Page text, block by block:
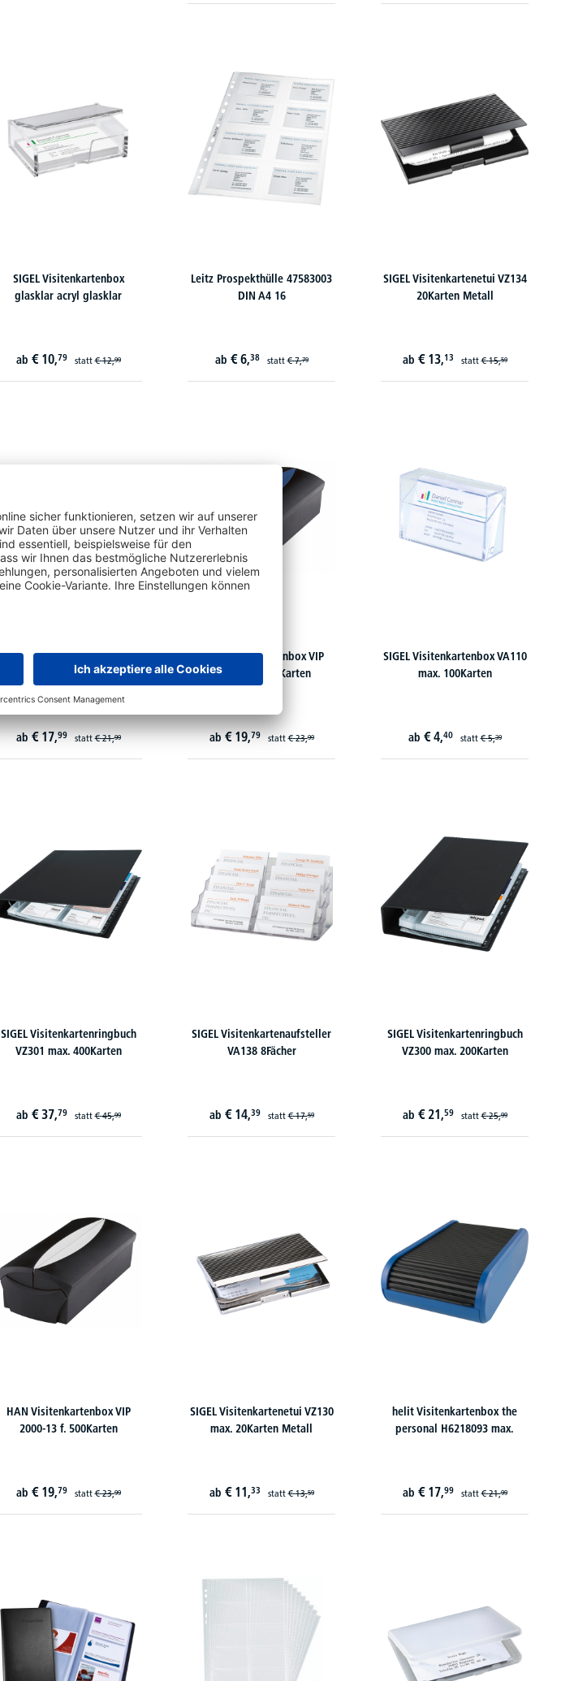
SIGEL Visitenkartenbox
glasklar acryl glasklar
ab € 10,79 statt€ 12,99
Leitz Prospekthülle 47583003
DIN A4 16
ab € 6,38 statt€ 7,79
SIGEL Visitenkartenetui VZ134
20Karten Metall
ab € 13,13 statt€ 15,59
helit Visitenkartenbox the
personal H6218095 max.
ab€ 17,99 statt€ 21,99
HAN Visitenkartenbox VIP
2000-34 f. 500Karten
ab€ 19,79 statt€ 23,99
SIGEL Visitenkartenbox VA110
max. 100Karten
ab € 4,40 statt€ 5,39
SIGEL Visitenkartenringbuch
VZ301 max. 400Karten
ab € 37,79 statt€ 45,99
SIGEL Visitenkartenaufsteller
VA138 8Fächer
ab € 14,39 statt€ 17,59
SIGEL Visitenkartenringbuch
VZ300 max. 200Karten
ab € 21,59 statt€ 25,99
HAN Visitenkartenbox VIP
2000-13 f. 500Karten
ab € 19,79 statt€ 23,99
SIGEL Visitenkartenetui VZ130
max. 20Karten Metall
ab € 11,33 statt€ 13,59
helit Visitenkartenbox the
personal H6218093 max.
ab € 17,99 statt€ 21,99